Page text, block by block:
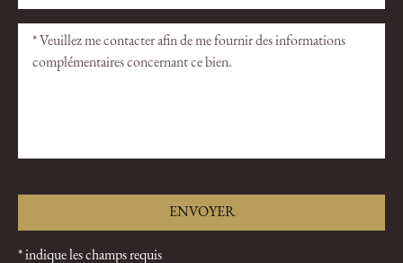
* indique les champs requis